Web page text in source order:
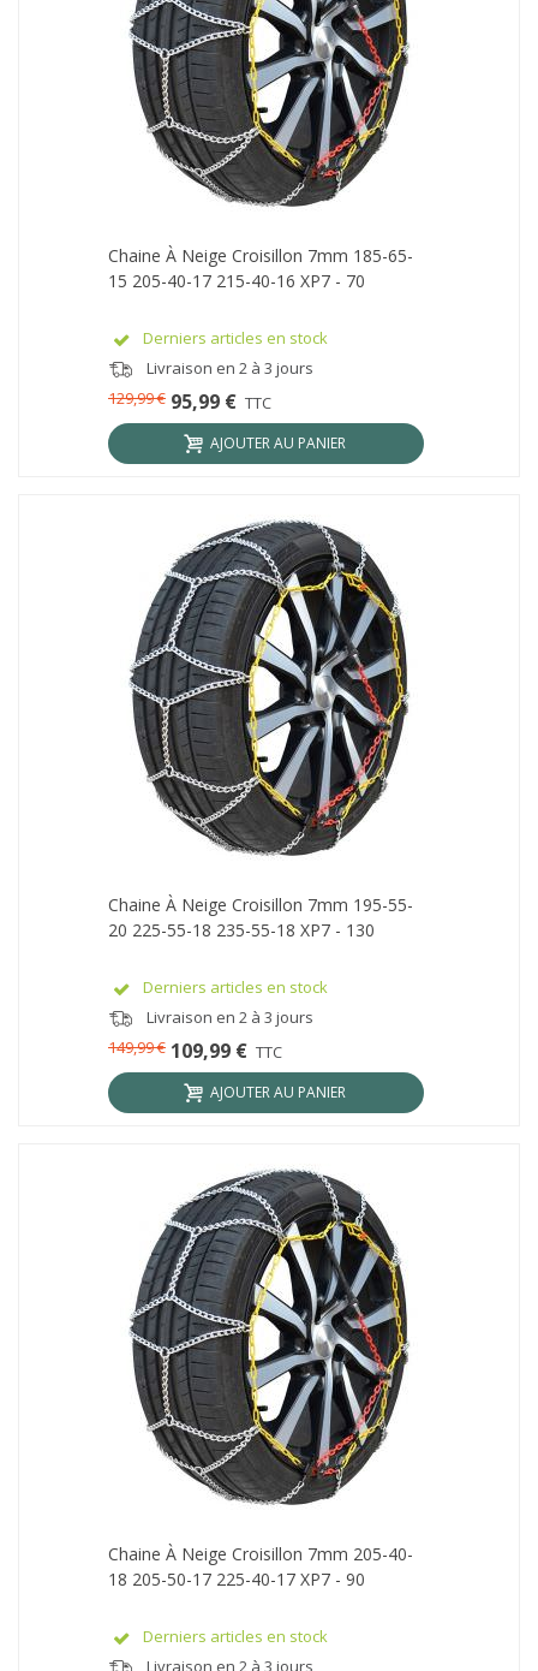
Chaine À Neige Croisillon 7mm 185-65-
15 205-40-17 215-40-16 XP7 - 70
Derniers articles en stock
Livraison en 2 à 3 jours
95,99 € TTC
129,99 €
AJOUTER AU PANIER
Chaine À Neige Croisillon 7mm 195-55-
20 225-55-18 235-55-18 XP7 - 130
Derniers articles en stock
Livraison en 2 à 3 jours
109,99 € TTC
149,99 €
AJOUTER AU PANIER
Chaine À Neige Croisillon 7mm 205-40-
18 205-50-17 225-40-17 XP7 - 90
Derniers articles en stock
Livraison en 2 à 3 jours